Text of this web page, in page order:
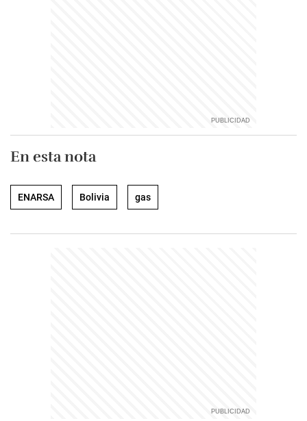
En esta nota
ENARSA Bolivia gas